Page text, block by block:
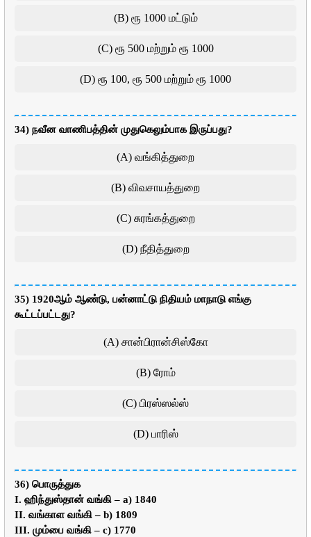
(B) ரூ 1000 மட்டும்
(C) ரூ 500 மற்றும் ரூ 1000
(D) ரூ 100, ரூ 500 மற்றும் ரூ 1000
34) நவீன வாணிபத்தின் முதுகெலும்பாக இருப்பது?
(A) வங்கித்துறை
(B) விவசாயத்துறை
(C) சுரங்கத்துறை
(D) நீதித்துறை
35) 1920ஆம் ஆண்டு, பன்னாட்டு நிதியம் மாநாடு எங்கு
கூட்டப்பட்டது?
(A) சான்பிரான்சிஸ்கோ
(B) ரோம்
(C) பிரஸ்ஸல்ஸ்
(D) பாரிஸ்
36) பொருத்துக
I. ஹிந்துஸ்தான் வங்கி – a) 1840
II. வங்காள வங்கி – b) 1809
III. மும்பை வங்கி – c) 1770